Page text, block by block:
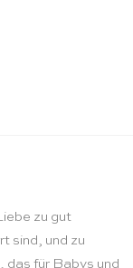
zu gut
sind, und zu
für Babys und